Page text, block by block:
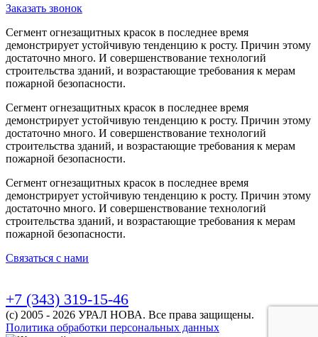
Заказать звонок
Сегмент огнезащитных красок в последнее время
демонстрирует устойчивую тенденцию к росту. Причин этому
достаточно много. И совершенствование технологий
строительства зданий, и возрастающие требования к мерам
пожарной безопасности.
Сегмент огнезащитных красок в последнее время
демонстрирует устойчивую тенденцию к росту. Причин этому
достаточно много. И совершенствование технологий
строительства зданий, и возрастающие требования к мерам
пожарной безопасности.
Сегмент огнезащитных красок в последнее время
демонстрирует устойчивую тенденцию к росту. Причин этому
достаточно много. И совершенствование технологий
строительства зданий, и возрастающие требования к мерам
пожарной безопасности.
Связаться с нами
+7 (343) 319-15-46
(с) 2005 - 2026 УРАЛ НОВА. Все права защищены.
Политика обработки персональных данных